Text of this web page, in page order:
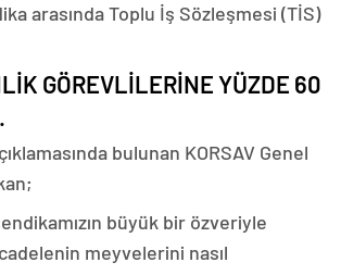
arasında Toplu İş Sözleşmesi (TİS)
GÖREVLİLERİNE YÜZDE 60
bulunan KORSAV Genel
büyük bir özveriyle
meyvelerini nasıl